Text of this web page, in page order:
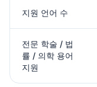
지원 언어 수
전문 학술 / 법
률 / 의학 용어
지원